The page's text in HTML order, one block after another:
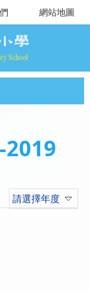
網站地圖
2019
請選擇年度